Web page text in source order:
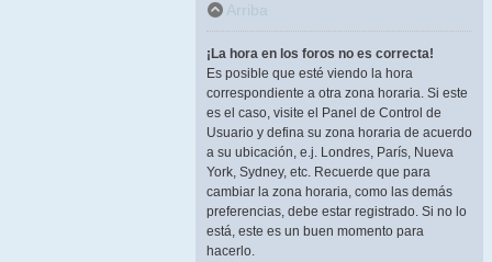
Arriba
¡La hora en los foros no es correcta!
Es posible que esté viendo la hora
correspondiente a otra zona horaria. Si este
es el caso, visite el Panel de Control de
Usuario y defina su zona horaria de acuerdo
a su ubicación, e.j. Londres, París, Nueva
York, Sydney, etc. Recuerde que para
cambiar la zona horaria, como las demás
preferencias, debe estar registrado. Si no lo
está, este es un buen momento para
hacerlo.